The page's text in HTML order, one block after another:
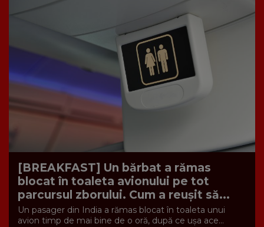
[BREAKFAST] Un bărbat a rămas
blocat în toaleta avionului pe tot
parcursul zborului. Cum a reușit să...
Un pasager din India a rămas blocat în toaleta unui
avion timp de mai bine de o oră, după ce ușa ace...